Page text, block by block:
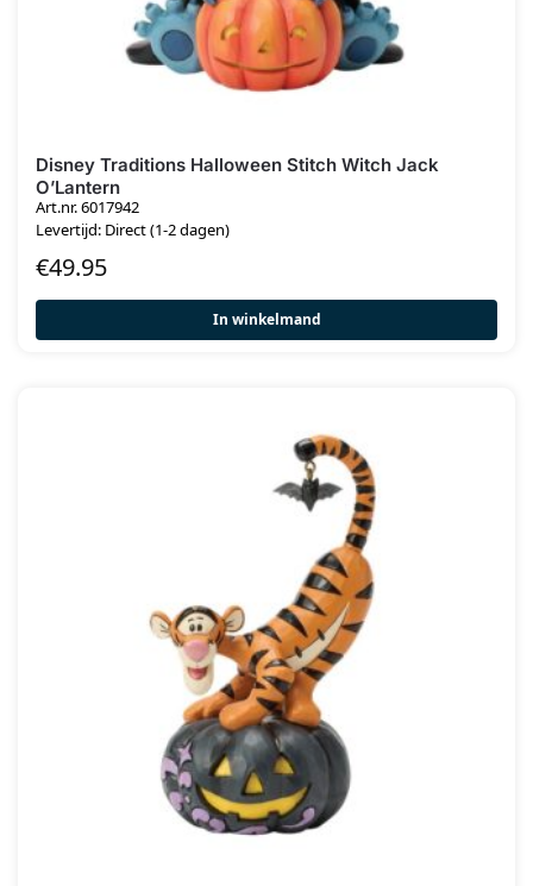
Disney Traditions Halloween Stitch Witch Jack
O’Lantern
Art.nr. 6017942
Levertijd: Direct (1-2 dagen)
€49.95
In winkelmand